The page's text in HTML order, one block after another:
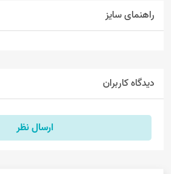
راهنمای سایز
دیدگاه کاربران
ارسال نظر